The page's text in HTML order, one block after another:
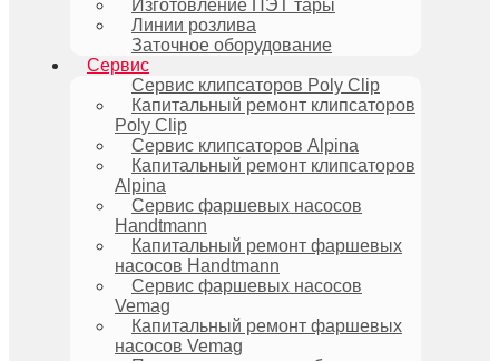
Изготовление ПЭТ тары
Линии розлива
Заточное оборудование
Сервис
Сервис клипсаторов Poly Clip
Капитальный ремонт клипсаторов
Poly Clip
Сервис клипсаторов Alpina
Капитальный ремонт клипсаторов
Alpina
Сервис фаршевых насосов
Handtmann
Капитальный ремонт фаршевых
насосов Handtmann
Сервис фаршевых насосов
Vemag
Капитальный ремонт фаршевых
насосов Vemag